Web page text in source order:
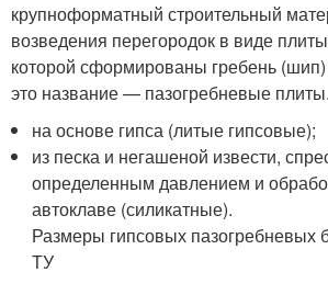
крупноформатный строительный
возведения перегородок в виде
которой сформированы гребень
это название — пазогребневые
на основе гипса (литые гипсовые);
из песка и негашеной извести,
определенным давлением и
автоклаве (силикатные).
Размеры гипсовых пазогребневых
ТУ